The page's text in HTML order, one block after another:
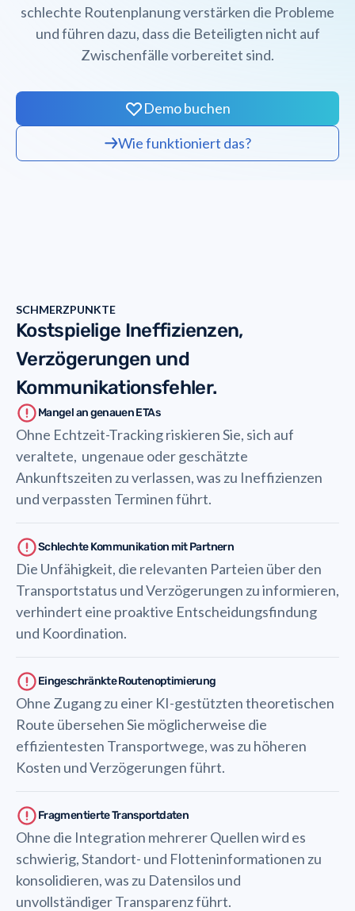
schlechte Routenplanung verstärken die Probleme
und führen dazu, dass die Beteiligten nicht auf
Zwischenfälle vorbereitet sind.
Demo buchen
Wie funktioniert das?
SCHMERZPUNKTE
Kostspielige Ineffizienzen,
Verzögerungen und
Kommunikationsfehler.
Mangel an genauen ETAs
Ohne Echtzeit-Tracking riskieren Sie, sich auf
veraltete, ungenaue oder geschätzte
Ankunftszeiten zu verlassen, was zu Ineffizienzen
und verpassten Terminen führt.
Schlechte Kommunikation mit Partnern
Die Unfähigkeit, die relevanten Parteien über den
Transportstatus und Verzögerungen zu informieren,
verhindert eine proaktive Entscheidungsfindung
und Koordination.
Eingeschränkte Routenoptimierung
Ohne Zugang zu einer KI-gestützten theoretischen
Route übersehen Sie möglicherweise die
effizientesten Transportwege, was zu höheren
Kosten und Verzögerungen führt.
Fragmentierte Transportdaten
Ohne die Integration mehrerer Quellen wird es
schwierig, Standort- und Flotteninformationen zu
konsolidieren, was zu Datensilos und
unvollständiger Transparenz führt.